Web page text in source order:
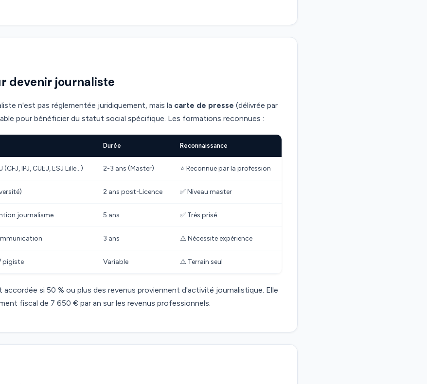
devenir journaliste
n'est pas réglementée juridiquement, mais la carte de presse (délivrée par
pour bénéficier du statut social spécifique. Les formations reconnues :
Durée Reconnaissance
IPJ, CUEJ, ESJ Lille…) 2-3 ans (Master) ⭐ Reconnue par la profession
2 ans post-Licence ✅ Niveau master
journalisme 5 ans ✅ Très prisé
3 ans ⚠️ Nécessite expérience
pigiste Variable ⚠️ Terrain seul
accordée si 50 % ou plus des revenus proviennent d'activité journalistique. Elle
fiscal de 7 650 € par an sur les revenus professionnels.